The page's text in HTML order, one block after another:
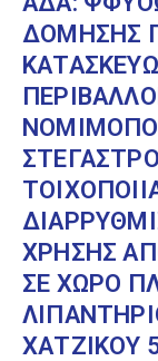
ΔΟΜΗΣΗΣ
ΧΡΗΣΗΣ
ΣΕ ΧΩΡΟ
ΧΑΤΖΙΚΟΥ